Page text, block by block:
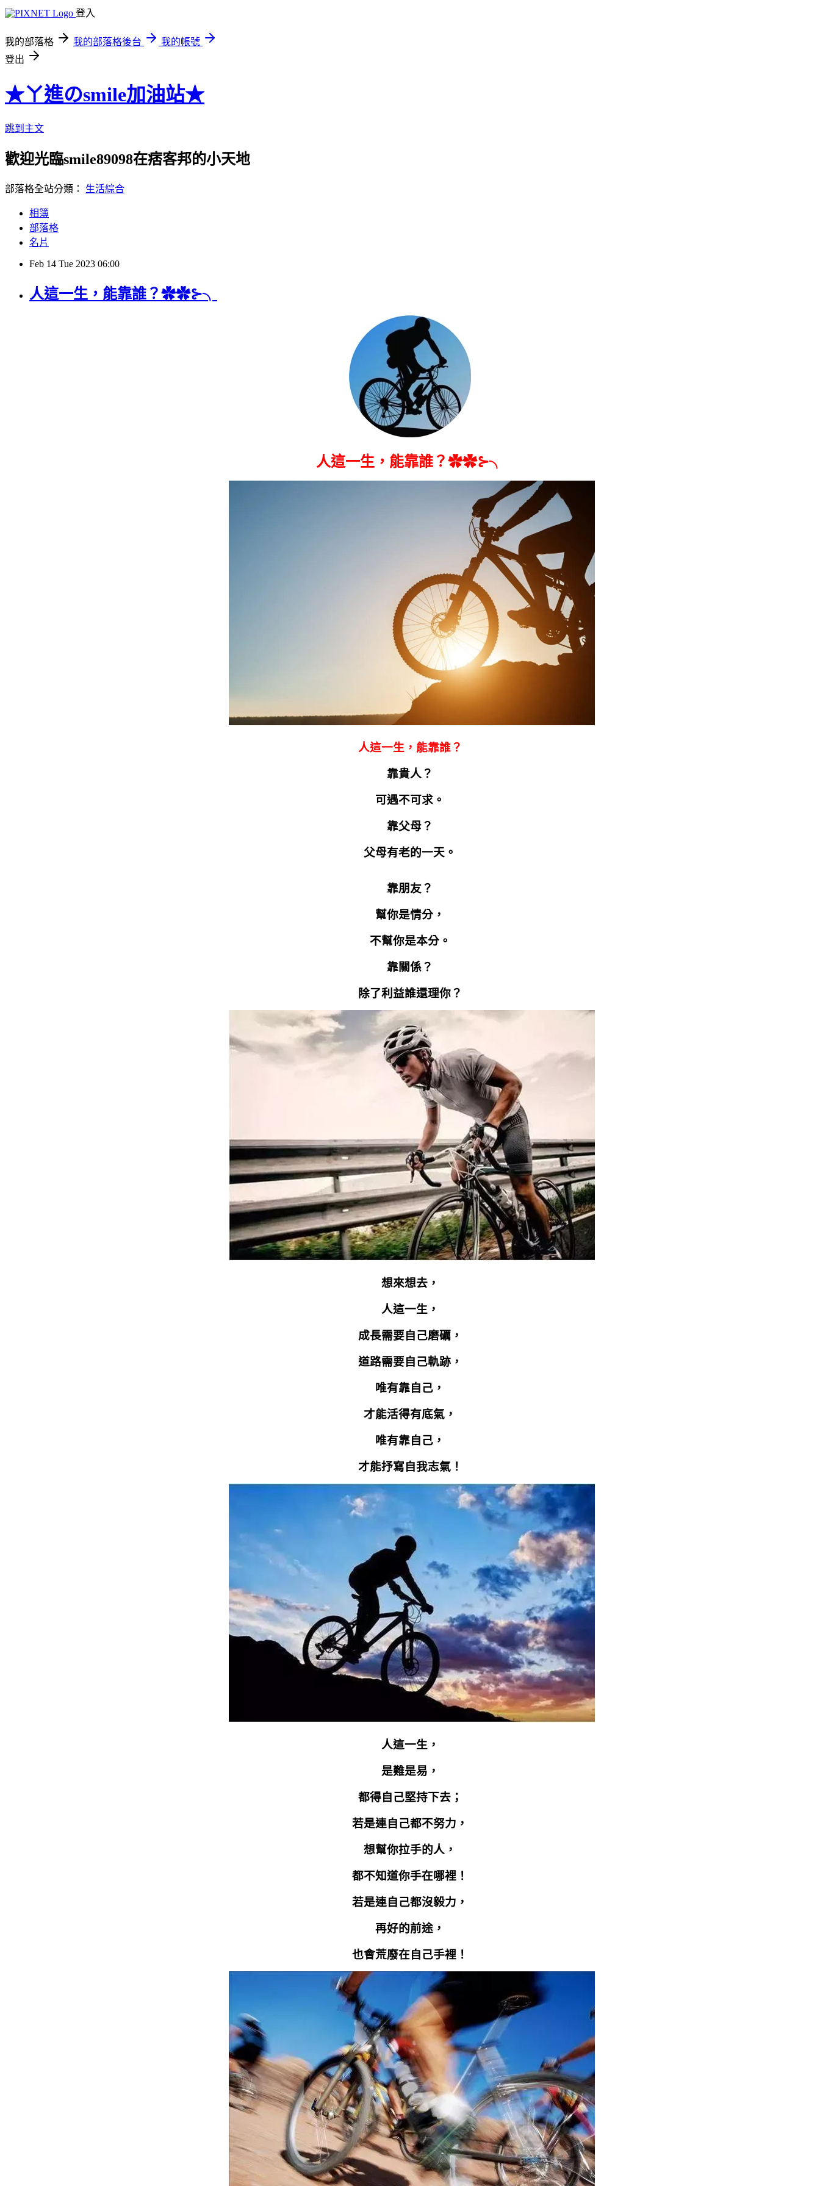
登入
我的部落格 我的部落格後台
我的帳號
登出
★ㄚ進のsmile加油站★
跳到主文
歡迎光臨smile89098在痞客邦的小天地
部落格全站分類： 生活綜合
相簿
部落格
名片
Feb 14 Tue 2023 06:00
人這一生，能靠誰？✿✿⊱╮
人這一生，能靠誰？✿✿⊱╮
人這一生，能靠誰？
靠貴人？
可遇不可求。
靠父母？
父母有老的一天。
靠朋友？
幫你是情分，
不幫你是本分。
靠關係？
除了利益誰還理你？
想來想去，
人這一生，
成長需要自己磨礪，
道路需要自己軌跡，
唯有靠自己，
才能活得有底氣，
唯有靠自己，
才能抒寫自我志氣！
人這一生，
是難是易，
都得自己堅持下去；
若是連自己都不努力，
想幫你拉手的人，
都不知道你手在哪裡！
若是連自己都沒毅力，
再好的前途，
也會荒廢在自己手裡！